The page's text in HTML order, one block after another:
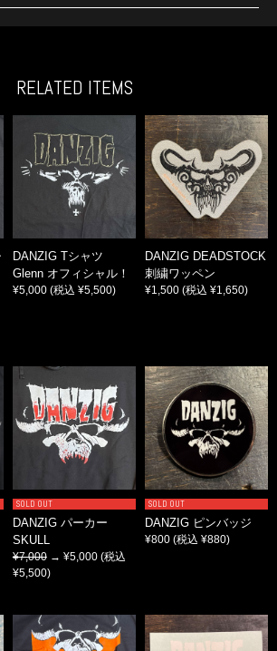
RELATED ITEMS
DANZIG Tシャツ
Glenn オフィシャル！
¥5,000 (税込 ¥5,500)
DANZIG DEADSTOCK
刺繍ワッペン
¥1,500 (税込 ¥1,650)
SOLD OUT
DANZIG パーカー
SKULL
¥7,000→ ¥5,000 (税込
¥5,500)
SOLD OUT
DANZIG ピンバッジ
¥800 (税込 ¥880)